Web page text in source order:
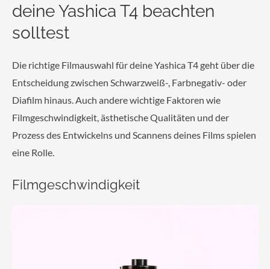
deine Yashica T4 beachten
solltest
Die richtige Filmauswahl für deine Yashica T4 geht über die
Entscheidung zwischen Schwarzweiß-, Farbnegativ- oder
Diafilm hinaus. Auch andere wichtige Faktoren wie
Filmgeschwindigkeit, ästhetische Qualitäten und der
Prozess des Entwickelns und Scannens deines Films spielen
eine Rolle.
Filmgeschwindigkeit